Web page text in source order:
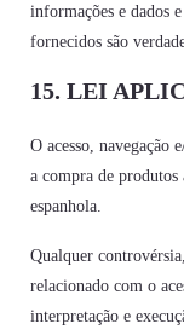
informações e dados
fornecidos são
15. LEI
O acesso, navegação
a compra de produtos
espanhola.
Qualquer
relacionado com o
interpretação e